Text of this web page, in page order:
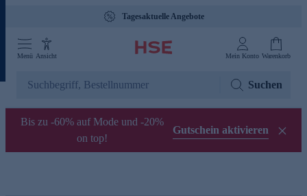
Tagesaktuelle Angebote
Menü Ansicht Mein Konto Warenkorb
Suchen
Bis zu -60% auf Mode und -20%
on top!
Gutschein aktivieren